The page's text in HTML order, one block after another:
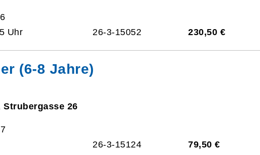
Uhr
26-3-15052 230,50 €
(6-8 Jahre)
Strubergasse 26
26-3-15124 79,50 €